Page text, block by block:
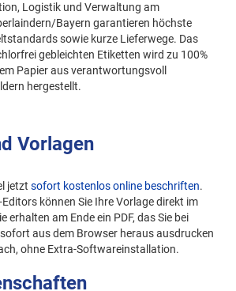
Logistik und Verwaltung am
Bayern garantieren höchste
sowie kurze Lieferwege. Das
gebleichten Etiketten wird zu 100%
Papier aus verantwortungsvoll
hergestellt.
Vorlagen
jetzt sofort kostenlos online beschriften.
können Sie Ihre Vorlage direkt im
erhalten am Ende ein PDF, das Sie bei
aus dem Browser heraus ausdrucken
ohne Extra-Softwareinstallation.